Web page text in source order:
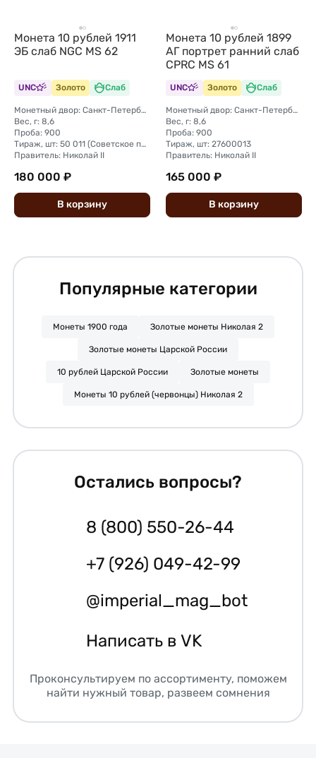
Монета 10 рублей 1911
ЭБ слаб NGC MS 62
UNC Золото Слаб
Монетный двор: Санкт-Петербургский монетный двор
Вес, г: 8,6
Проба: 900
Тираж, шт: 50 011 (Советское правительство с декабря 1925 г. по март 1926 г. отчеканило 2 011 000 10-ти рублевого достоинства царского образца, предположительно штемпелями 1911 г.)
Правитель: Николай II
180 000 ₽
В корзину
Монета 10 рублей 1899
АГ портрет ранний слаб
CPRC MS 61
UNC Золото Слаб
Монетный двор: Санкт-Петербургский монетный двор
Вес, г: 8,6
Проба: 900
Тираж, шт: 27600013
Правитель: Николай II
165 000 ₽
В корзину
Популярные категории
Монеты 1900 года Золотые монеты Николая 2
Золотые монеты Царской России
10 рублей Царской России Золотые монеты
Монеты 10 рублей (червонцы) Николая 2
Остались вопросы?
8 (800) 550-26-44
+7 (926) 049-42-99
@imperial_mag_bot
Написать в VK
Проконсультируем по ассортименту, поможем
найти нужный товар, развеем сомнения